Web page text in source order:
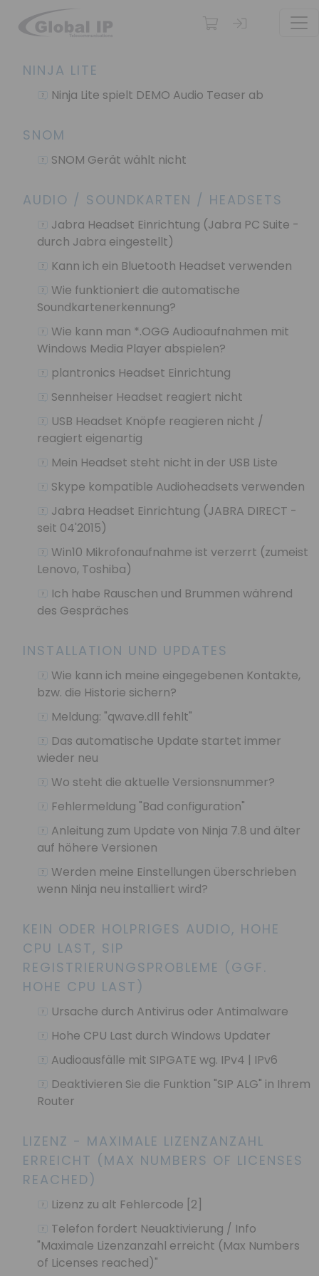
NINJA LITE
Ninja Lite spielt DEMO Audio Teaser ab
SNOM
SNOM Gerät wählt nicht
AUDIO / SOUNDKARTEN / HEADSETS
Jabra Headset Einrichtung (Jabra PC Suite -
durch Jabra eingestellt)
Kann ich ein Bluetooth Headset verwenden
Wie funktioniert die automatische
Soundkartenerkennung?
Wie kann man *.OGG Audioaufnahmen mit
Windows Media Player abspielen?
plantronics Headset Einrichtung
Sennheiser Headset reagiert nicht
USB Headset Knöpfe reagieren nicht /
reagiert eigenartig
Mein Headset steht nicht in der USB Liste
Skype kompatible Audioheadsets verwenden
Jabra Headset Einrichtung (JABRA DIRECT -
seit 04'2015)
Win10 Mikrofonaufnahme ist verzerrt (zumeist
Lenovo, Toshiba)
Ich habe Rauschen und Brummen während
des Gespräches
INSTALLATION UND UPDATES
Wie kann ich meine eingegebenen Kontakte,
bzw. die Historie sichern?
Meldung: "qwave.dll fehlt"
Das automatische Update startet immer
wieder neu
Wo steht die aktuelle Versionsnummer?
Fehlermeldung "Bad configuration"
Anleitung zum Update von Ninja 7.8 und älter
auf höhere Versionen
Werden meine Einstellungen überschrieben
wenn Ninja neu installiert wird?
KEIN ODER HOLPRIGES AUDIO, HOHE
CPU LAST, SIP
REGISTRIERUNGSPROBLEME (GGF.
HOHE CPU LAST)
Ursache durch Antivirus oder Antimalware
Hohe CPU Last durch Windows Updater
Audioausfälle mit SIPGATE wg. IPv4 | IPv6
Deaktivieren Sie die Funktion "SIP ALG" in Ihrem
Router
LIZENZ - MAXIMALE LIZENZANZAHL
ERREICHT (MAX NUMBERS OF LICENSES
REACHED)
Lizenz zu alt Fehlercode [2]
Telefon fordert Neuaktivierung / Info
"Maximale Lizenzanzahl erreicht (Max Numbers
of Licenses reached)"